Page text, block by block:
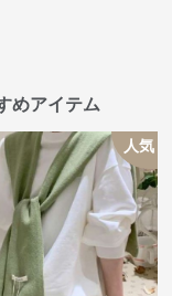
めアイテム
人気